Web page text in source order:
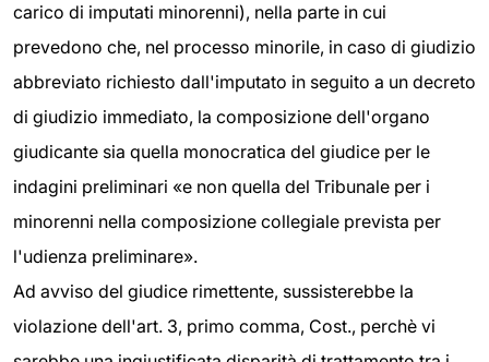
carico di imputati minorenni), nella parte in cui
prevedono che, nel processo minorile, in caso di giudizio
abbreviato richiesto dall'imputato in seguito a un decreto
di giudizio immediato, la composizione dell'organo
giudicante sia quella monocratica del giudice per le
indagini preliminari «e non quella del Tribunale per i
minorenni nella composizione collegiale prevista per
l'udienza preliminare».
Ad avviso del giudice rimettente, sussisterebbe la
violazione dell'art. 3, primo comma, Cost., perchè vi